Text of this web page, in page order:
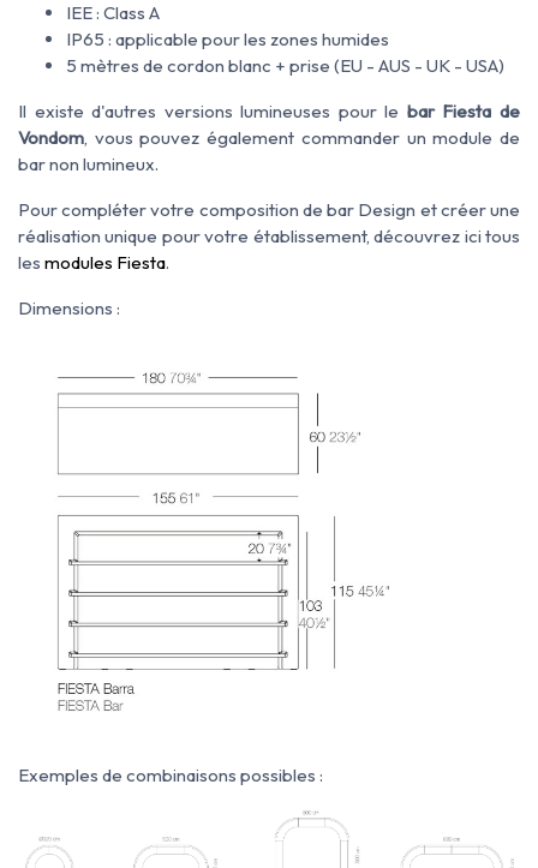
IEE : Class A
IP65 : applicable pour les zones humides
5 mètres de cordon blanc + prise (EU - AUS - UK - USA)
Il existe d'autres versions lumineuses pour le bar Fiesta de
Vondom, vous pouvez également commander un module de
bar non lumineux.
Pour compléter votre composition de bar Design et créer une
réalisation unique pour votre établissement, découvrez ici tous
les modules Fiesta.
Dimensions :
Exemples de combinaisons possibles :